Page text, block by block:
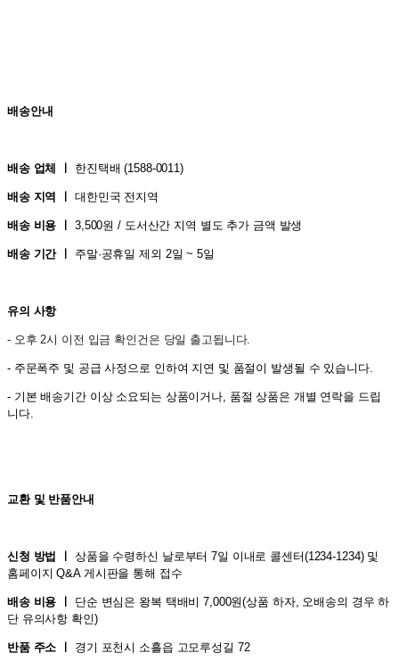
배송안내
배송 업체 ㅣ 한진택배 (1588-0011)
배송 지역 ㅣ 대한민국 전지역
배송 비용 ㅣ 3,500원 / 도서산간 지역 별도 추가 금액 발생
배송 기간 ㅣ 주말·공휴일 제외 2일 ~ 5일
유의 사항
- 오후 2시 이전 입금 확인건은 당일 출고됩니다.
- 주문폭주 및 공급 사정으로 인하여 지연 및 품절이 발생될 수 있습니다.
- 기본 배송기간 이상 소요되는 상품이거나, 품절 상품은 개별 연락을 드립
니다.
교환 및 반품안내
신청 방법 ㅣ 상품을 수령하신 날로부터 7일 이내로 콜센터(1234-1234) 및
홈페이지 Q&A 게시판을 통해 접수
배송 비용 ㅣ
단순 변심은 왕복 택배비 7,000원(상품 하자, 오배송의 경우 하
단 유의사항 확인)
반품 주소 ㅣ 경기 포천시 소흘읍 고모루성길 72